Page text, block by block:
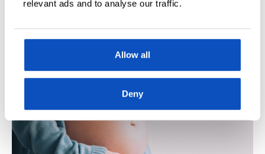
relevant ads and to analyse our traffic.
Allow all
Deny
og spionasje ble helt uinteressant i